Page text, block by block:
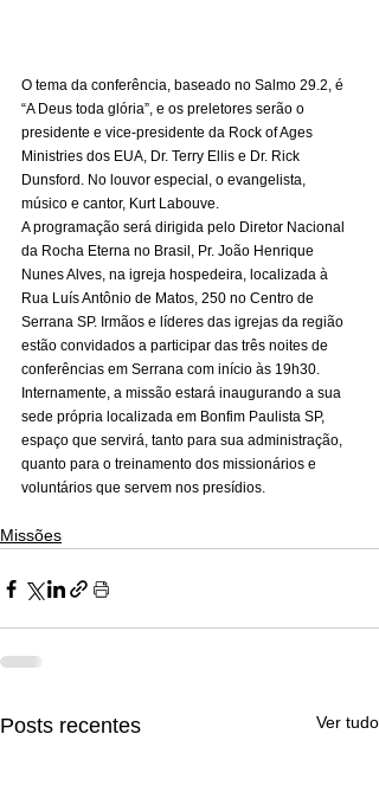
O tema da conferência, baseado no Salmo 29.2, é
“A Deus toda glória”, e os preletores serão o
presidente e vice-presidente da Rock of Ages
Ministries dos EUA, Dr. Terry Ellis e Dr. Rick
Dunsford. No louvor especial, o evangelista,
músico e cantor, Kurt Labouve.
A programação será dirigida pelo Diretor Nacional
da Rocha Eterna no Brasil, Pr. João Henrique
Nunes Alves, na igreja hospedeira, localizada à
Rua Luís Antônio de Matos, 250 no Centro de
Serrana SP. Irmãos e líderes das igrejas da região
estão convidados a participar das três noites de
conferências em Serrana com início às 19h30.
Internamente, a missão estará inaugurando a sua
sede própria localizada em Bonfim Paulista SP,
espaço que servirá, tanto para sua administração,
quanto para o treinamento dos missionários e
voluntários que servem nos presídios.
Missões
Posts recentes Ver tudo